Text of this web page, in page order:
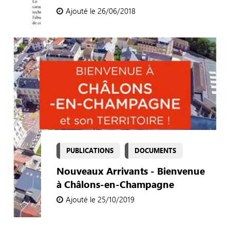
Ajouté le 26/06/2018
PUBLICATIONS DOCUMENTS
Nouveaux Arrivants - Bienvenue
à Châlons-en-Champagne
Ajouté le 25/10/2019